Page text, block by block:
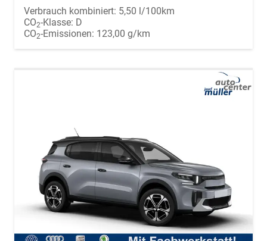
Verbrauch kombiniert: 5,50 l/100km
CO2-Klasse: D
CO2-Emissionen: 123,00 g/km